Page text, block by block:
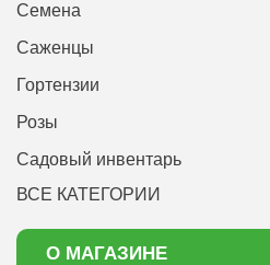
Семена
Саженцы
Гортензии
Розы
Садовый инвентарь
ВСЕ КАТЕГОРИИ
О МАГАЗИНЕ